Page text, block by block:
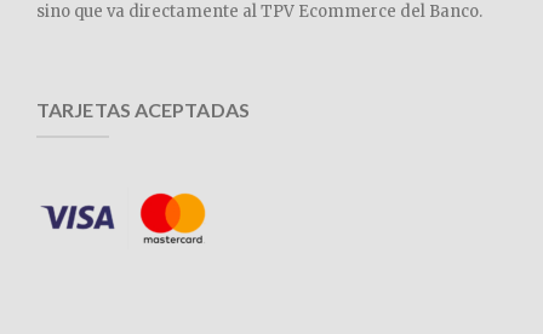
sino que va directamente al TPV Ecommerce del Banco.
TARJETAS ACEPTADAS